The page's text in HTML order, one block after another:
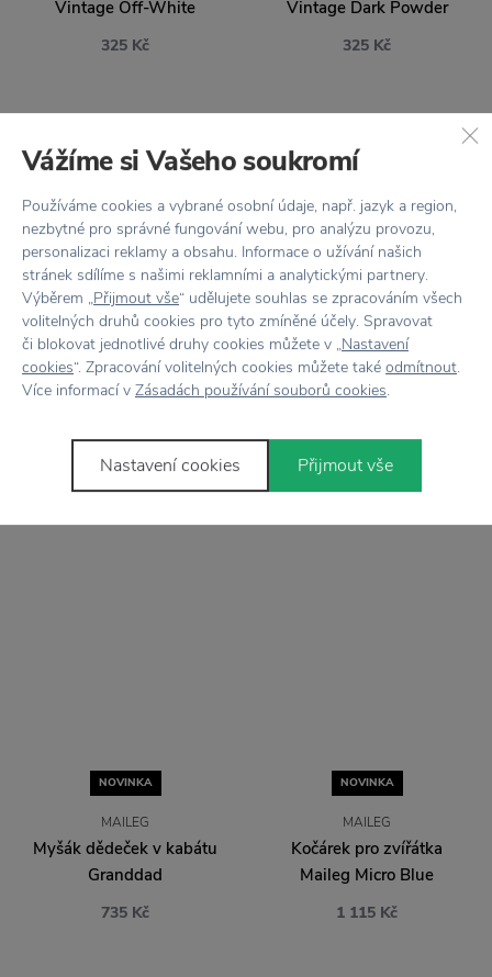
Vintage Off-White
325 Kč
NOVINKA
MAILEG
Jídelní stůl pro myšky
White
675 Kč
NOVINKA
MAILEG
Šaty pro myší maminku
415 Kč
NOVINKA
MAILEG
Myšák dědeček v kabátu
Granddad
735 Kč
NOVINKA
MAILEG
Kočárek pro zvířátka
Maileg Micro Blue
1 115 Kč
Vážíme si Vašeho soukromí
Používáme cookies a vybrané osobní údaje, např. jazyk a region,
nezbytné pro správné fungování webu, pro analýzu provozu,
personalizaci reklamy a obsahu. Informace o užívání našich
stránek sdílíme s našimi reklamními a analytickými partnery.
Výběrem „Přijmout vše“ udělujete souhlas se zpracováním všech
volitelných druhů cookies pro tyto zmíněné účely. Spravovat
či blokovat jednotlivé druhy cookies můžete v „Nastavení
cookies“. Zpracování volitelných cookies můžete také odmítnout.
Více informací v Zásadách používání souborů cookies.
Nastavení cookies Přijmout vše